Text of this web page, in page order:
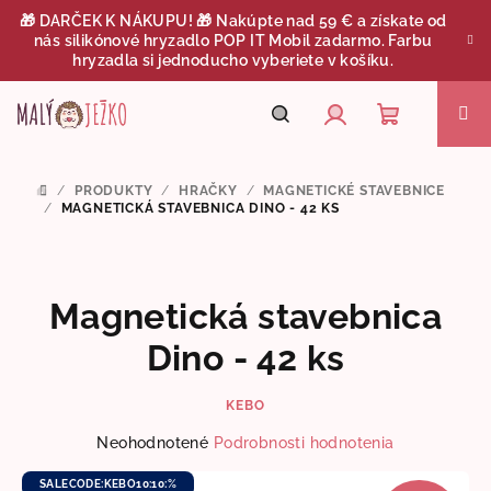
Prejsť
🎁 DARČEK K NÁKUPU! 🎁 Nakúpte nad 59 € a získate od
nás silikónové hryzadlo POP IT Mobil zadarmo. Farbu
hryzadla si jednoducho vyberiete v košíku.
Nákupný
DOMOV
/ PRODUKTY / HRAČKY /
MAGNETICKÉ STAVEBNICE
/
MAGNETICKÁ STAVEBNICA DINO - 42 KS
Magnetická stavebnica
Dino - 42 ks
KEBO
Priemerné
produktu
Neohodnotené Podrobnosti hodnotenia
SALECODE:KEBO10:10:%